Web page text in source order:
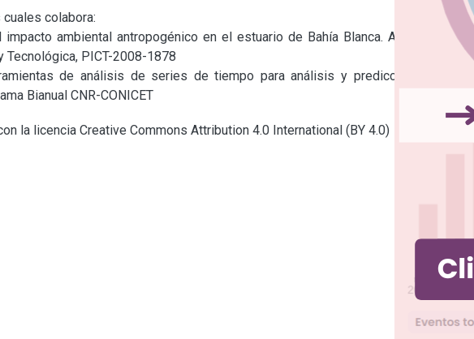
colabora:
ambiental antropogénico en el estuario de Bahía Blanca. Agencia
Tecnológica, PICT-2008-1878
de análisis de series de tiempo para análisis y predicción de
Bianual CNR-CONICET
la licencia Creative Commons Attribution 4.0 International (BY 4.0)